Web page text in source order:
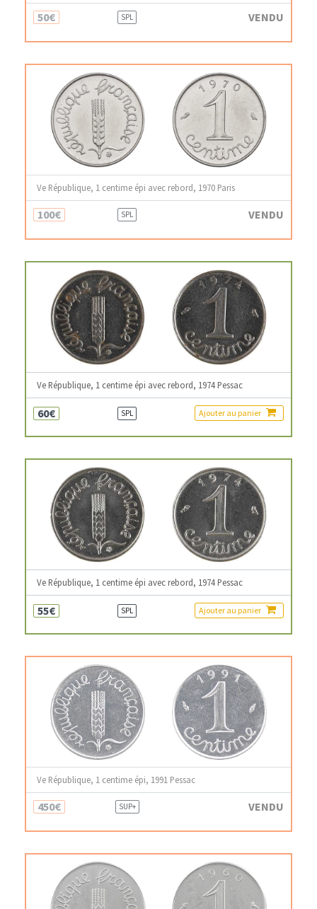
50€ SPL VENDU
Ve République, 1 centime épi avec rebord, 1970 Paris
100€ SPL VENDU
Ve République, 1 centime épi avec rebord, 1974 Pessac
60€ SPL Ajouter au panier
Ve République, 1 centime épi avec rebord, 1974 Pessac
55€ SPL Ajouter au panier
Ve République, 1 centime épi, 1991 Pessac
450€ SUP+ VENDU